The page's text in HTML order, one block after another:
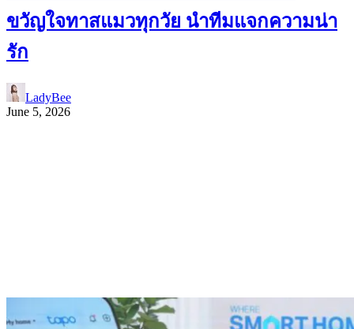
ขวัญใจทาสแมวทุกวัย นำทีมแจกความน่า
รัก
LadyBee
June 5, 2026